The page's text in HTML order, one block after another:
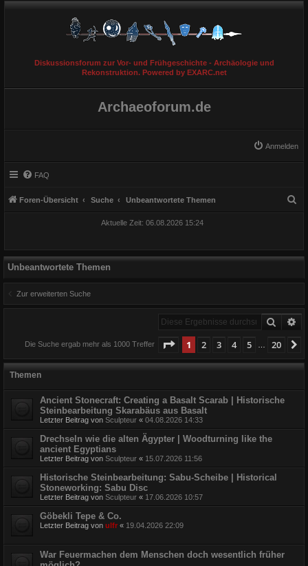
Diskussionsforum zur Vor- und Frühgeschichte - Archäologie und
Rekonstruktion. Powered by EXARC.net
Archaeoforum.de
Anmelden
FAQ
Foren-Übersicht Suche Unbeantwortete Themen
Aktuelle Zeit: 06.08.2026 15:24
Unbeantwortete Themen
Zur erweiterten Suche
Suche
Die Suche ergab mehr als 1000 Treffer Seite 1von 20
1 2 3 4 5 20
Themen
Ancient Stonecraft: Creating a Basalt Scarab | Historische
Steinbearbeitung Skarabäus aus Basalt
Letzter Beitrag von Sculpteur « 04.08.2026 14:33
Drechseln wie die alten Ägypter | Woodturning like the
ancient Egyptians
Letzter Beitrag von Sculpteur « 15.07.2026 11:56
Historische Steinbearbeitung: Sabu-Scheibe | Historical
Stoneworking: Sabu Disc
Letzter Beitrag von Sculpteur « 17.06.2026 10:57
Göbekli Tepe & Co.
Letzter Beitrag von ulfr « 19.04.2026 22:09
War Feuermachen dem Menschen doch wesentlich früher